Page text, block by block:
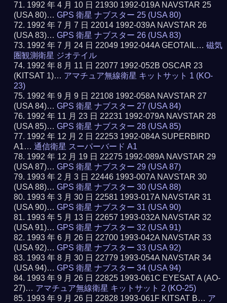
1992 年 4 月 10 日 21930 1992-019A NAVSTAR 25
(USA 80)…GPS 衛星 ナブスター 25 (USA 80)
1992 年 7 月 7 日 22014 1992-039A NAVSTAR 26
(USA 83)…GPS 衛星 ナブスター 26 (USA 83)
1992 年 7 月 24 日 22049 1992-044A GEOTAIL…磁気
圏観測衛星 ジオテイル
1992 年 8 月 11 日 22077 1992-052B OSCAR 23
(KITSAT 1)… アマチュア無線衛星 キットサット 1 (KO-
23)
1992 年 9 月 9 日 22108 1992-058A NAVSTAR 27
(USA 84)…GPS 衛星 ナブスター 27 (USA 84)
1992 年 11 月 23 日 22231 1992-079A NAVSTAR 28
(USA 85)…GPS 衛星 ナブスター 28 (USA 85)
1992 年 12 月 2 日 22253 1992-084A SUPERBIRD
A1…通信衛星 スーパーバード A1
1992 年 12 月 19 日 22275 1992-089A NAVSTAR 29
(USA 87)…GPS 衛星 ナブスター 29 (USA 87)
1993 年 2 月 3 日 22446 1993-007A NAVSTAR 30
(USA 88)…GPS 衛星 ナブスター 30 (USA 88)
1993 年 3 月 30 日 22581 1993-017A NAVSTAR 31
(USA 90)…GPS 衛星 ナブスター 31 (USA 90)
1993 年 5 月 13 日 22657 1993-032A NAVSTAR 32
(USA 91)…GPS 衛星 ナブスター 32 (USA 91)
1993 年 6 月 26 日 22700 1993-042A NAVSTAR 33
(USA 92)…GPS 衛星 ナブスター 33 (USA 92)
1993 年 8 月 30 日 22779 1993-054A NAVSTAR 34
(USA 94)…GPS 衛星 ナブスター 34 (USA 94)
1993 年 9 月 26 日 22825 1993-061C EYESAT A (AO-
27)… アマチュア無線衛星 キットサット 2 (KO-25)
1993 年 9 月 26 日 22828 1993-061F KITSAT B… ア